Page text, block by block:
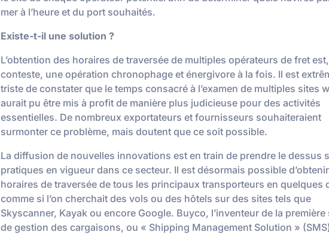
mer à l’heure et du port souhaités.
Existe-t-il une solution ?
L’obtention des horaires de traversée de multiples opérateurs de fret
conteste, une opération chronophage et énergivore à la fois. Il est
triste de constater que le temps consacré à l’examen de multiples sites
aurait pu être mis à profit de manière plus judicieuse pour des activités
essentielles. De nombreux exportateurs et fournisseurs souhaiteraient
surmonter ce problème, mais doutent que ce soit possible.
La diffusion de nouvelles innovations est en train de prendre le dessus
pratiques en vigueur dans ce secteur. Il est désormais possible
horaires de traversée de tous les principaux transporteurs en quelques
comme si l’on cherchait des vols ou des hôtels sur des sites tels que
Skyscanner, Kayak ou encore Google. Buyco, l’inventeur de la
de gestion des cargaisons, ou « Shipping Management Solution »